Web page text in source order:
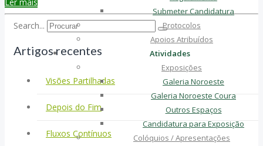
Submeter Candidatura
Protocolos
Apoios Atribuídos
Atividades
Exposições
Galeria Noroeste
Galeria Noroeste Coura
Outros Espaços
Candidatura para Exposição
Colóquios / Apresentações
Search...
Artigos recentes
Visões Partilhadas
Depois do Fim
Fluxos Contínuos